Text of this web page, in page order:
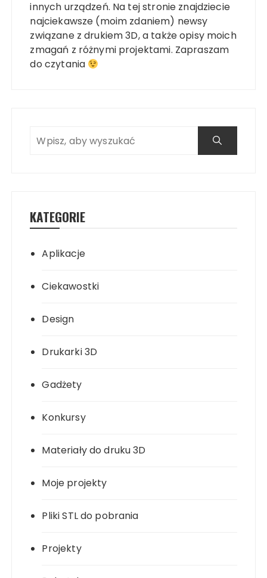
innych urządzeń. Na tej stronie znajdziecie
najciekawsze (moim zdaniem) newsy
związane z drukiem 3D, a także opisy moich
zmagań z różnymi projektami. Zapraszam
do czytania
KATEGORIE
Aplikacje
Ciekawostki
Design
Drukarki 3D
Gadżety
Konkursy
Materiały do druku 3D
Moje projekty
Pliki STL do pobrania
Projekty